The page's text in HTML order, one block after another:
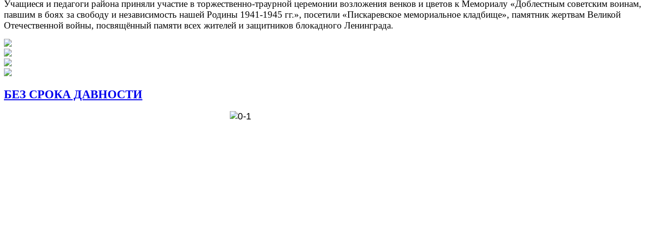
Учащиеся и педагоги района приняли участие в торжественно-траурной церемонии возложения венков и цветов к Мемориалу «Доблестным советским воинам,
павшим в боях за свободу и независимость нашей Родины 1941-1945 гг.», посетили «Пискаревское мемориальное кладбище», памятник жертвам Великой
Отечественной войны, посвящённый памяти всех жителей и защитников блокадного Ленинграда.
БЕЗ СРОКА ДАВНОСТИ